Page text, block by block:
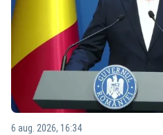
6 aug. 2026, 16:34